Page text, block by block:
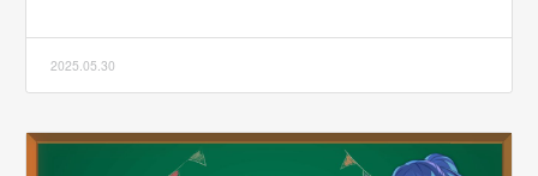
2025.05.30